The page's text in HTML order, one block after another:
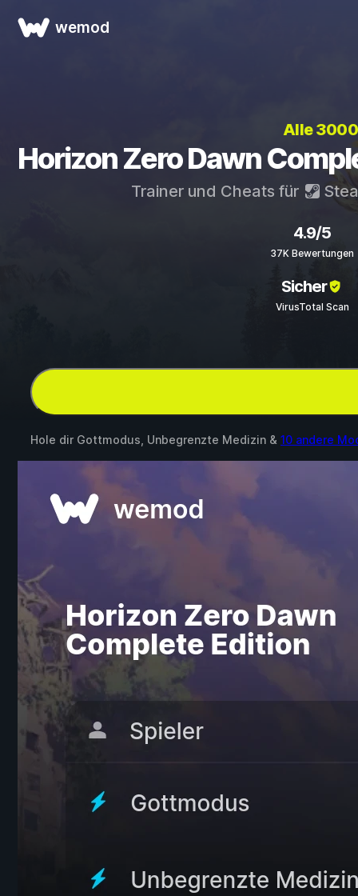
wemod
Alle
Horizon Zero Dawn
Trainer und Cheats für
4.9/5
37K Bewertungen
Sicher
VirusTotal Scan
Hole dir Gottmodus, Unbegrenzte Medizin & 10 andere